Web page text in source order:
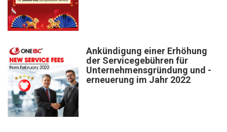
Ankündigung einer Erhöhung
der Servicegebühren für
Unternehmensgründung und -
erneuerung im Jahr 2022